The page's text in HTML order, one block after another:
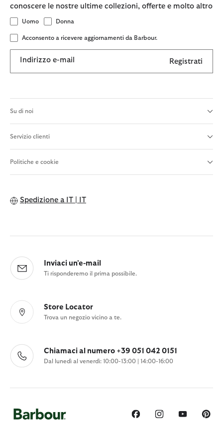
conoscere le nostre ultime collezioni, offerte e molto altro
Uomo Donna
Acconsento a ricevere aggiornamenti da Barbour.
Indirizzo e-mail Registrati
Su di noi
Servizio clienti
Politiche e cookie
Spedizione a IT | IT
Inviaci un'e-mail
Ti risponderemo il prima possibile.
Store Locator
Trova un negozio vicino a te.
Chiamaci al numero +39 051 042 0151
Dal lunedì al venerdì: 10:00-13:00 | 14:00-16:00